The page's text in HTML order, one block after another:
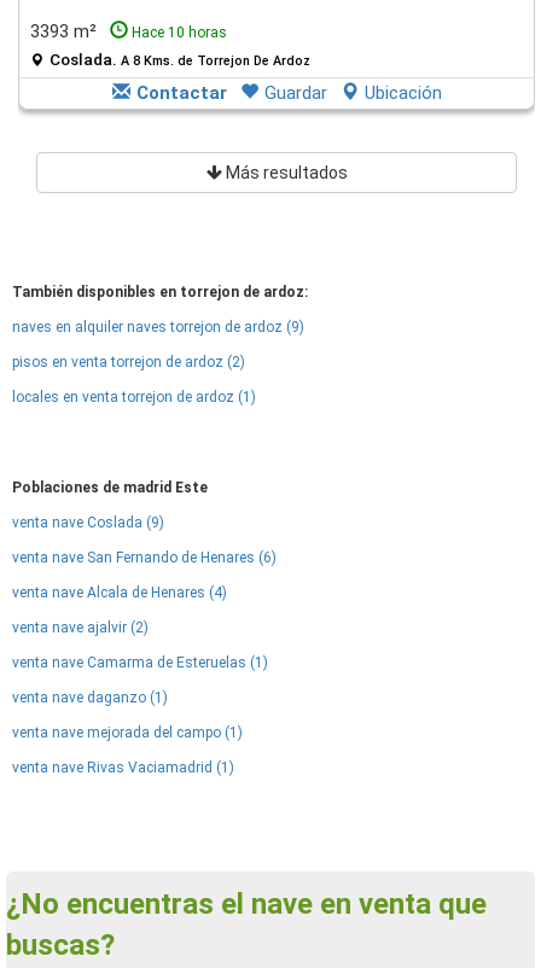
3393 m² Hace 10 horas
Coslada. A 8 Kms. de Torrejon De Ardoz
Contactar Guardar Ubicación
Más resultados
También disponibles en torrejon de ardoz:
naves en alquiler naves torrejon de ardoz (9)
pisos en venta torrejon de ardoz (2)
locales en venta torrejon de ardoz (1)
Poblaciones de madrid Este
venta nave Coslada (9)
venta nave San Fernando de Henares (6)
venta nave Alcala de Henares (4)
venta nave ajalvir (2)
venta nave Camarma de Esteruelas (1)
venta nave daganzo (1)
venta nave mejorada del campo (1)
venta nave Rivas Vaciamadrid (1)
¿No encuentras el nave en venta que
buscas?